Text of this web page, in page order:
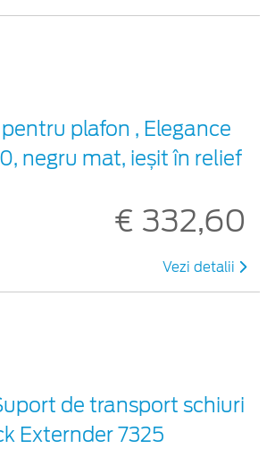
plafon , Elegance
negru mat, ieșit în relief
€ 332,60
Vezi detalii
de transport schiuri
Externder 7325